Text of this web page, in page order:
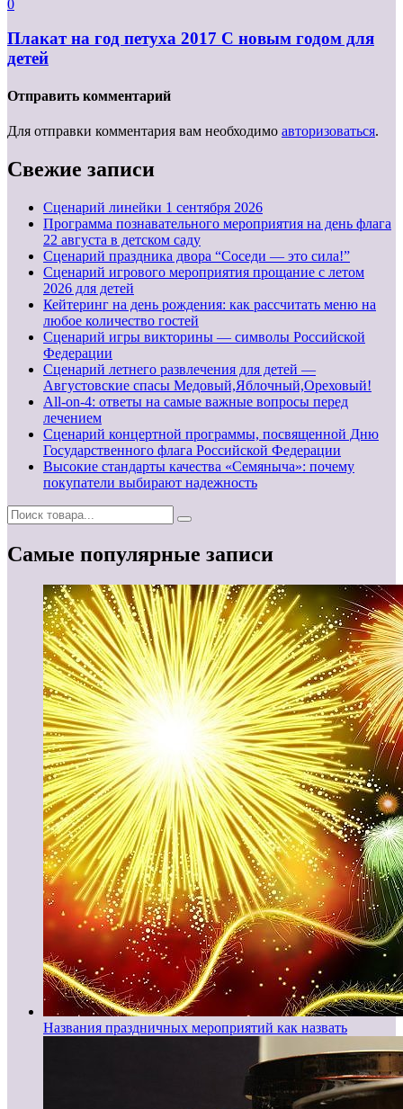
0
Плакат на год петуха 2017 С новым годом для
детей
Отправить комментарий
Для отправки комментария вам необходимо авторизоваться.
Свежие записи
Cценарий линейки 1 сентября 2026
Программа познавательного мероприятия на день флага
22 августа в детском саду
Сценарий праздника двора “Соседи — это сила!”
Сценарий игрового мероприятия прощание с летом
2026 для детей
Кейтеринг на день рождения: как рассчитать меню на
любое количество гостей
Сценарий игры викторины — символы Российской
Федерации
Сценарий летнего развлечения для детей —
Августовские спасы Медовый,Яблочный,Ореховый!
All-on-4: ответы на самые важные вопросы перед
лечением
Сценарий концертной программы, посвященной Дню
Государственного флага Российской Федерации
Высокие стандарты качества «Семяныча»: почему
покупатели выбирают надежность
Самые популярные записи
Названия праздничных мероприятий как назвать